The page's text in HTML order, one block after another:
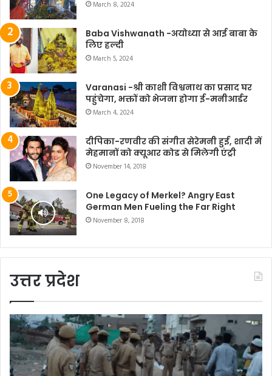
March 8, 2024
Baba Vishwanath -अयोध्या से आई बाबा के
लिए हल्दी
March 5, 2024
Varanasi -श्री काशी विश्वनाथ का प्रसाद घर
पहुंचेगा, भक्तों को भेजना होगा ई-मनीआर्डर
March 4, 2024
दीपिका-रणवीर की संगीत सेरेमनी हुई, शादी में
मेहमानों को क्यूआर कोड से मिलेगी एंट्री
November 14, 2018
One Legacy of Merkel? Angry East
German Men Fueling the Far Right
November 8, 2018
उत्तर प्रदेश